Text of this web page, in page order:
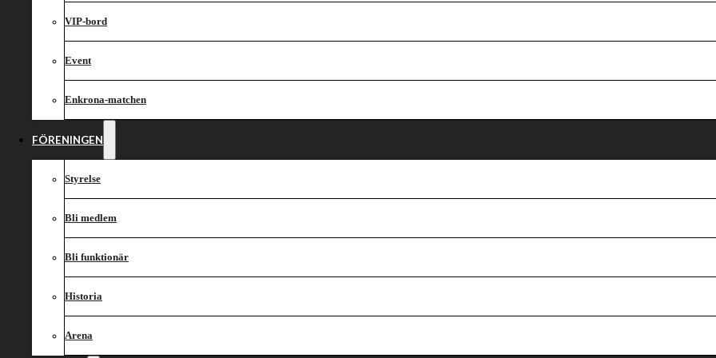
VIP-bord
Event
Enkrona-matchen
FÖRENINGEN
Styrelse
Bli medlem
Bli funktionär
Historia
Arena